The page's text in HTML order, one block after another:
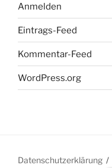
Anmelden
Eintrags-Feed
Kommentar-Feed
WordPress.org
Datenschutzerklärung